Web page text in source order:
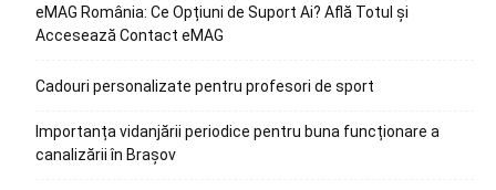
eMAG România: Ce Opțiuni de Suport Ai? Află Totul și
Accesează Contact eMAG
Cadouri personalizate pentru profesori de sport
Importanța vidanjării periodice pentru buna funcționare a
canalizării în Brașov